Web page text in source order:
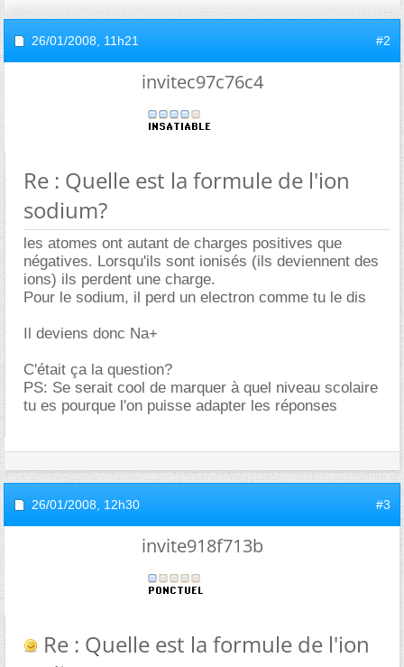
26/01/2008, 11h21 #2
invitec97c76c4
Re : Quelle est la formule de l'ion
sodium?
les atomes ont autant de charges positives que
négatives. Lorsqu'ils sont ionisés (ils deviennent des
ions) ils perdent une charge.
Pour le sodium, il perd un electron comme tu le dis
Il deviens donc Na+
C'était ça la question?
PS: Se serait cool de marquer à quel niveau scolaire
tu es pourque l'on puisse adapter les réponses
26/01/2008, 12h30 #3
invite918f713b
Re : Quelle est la formule de l'ion